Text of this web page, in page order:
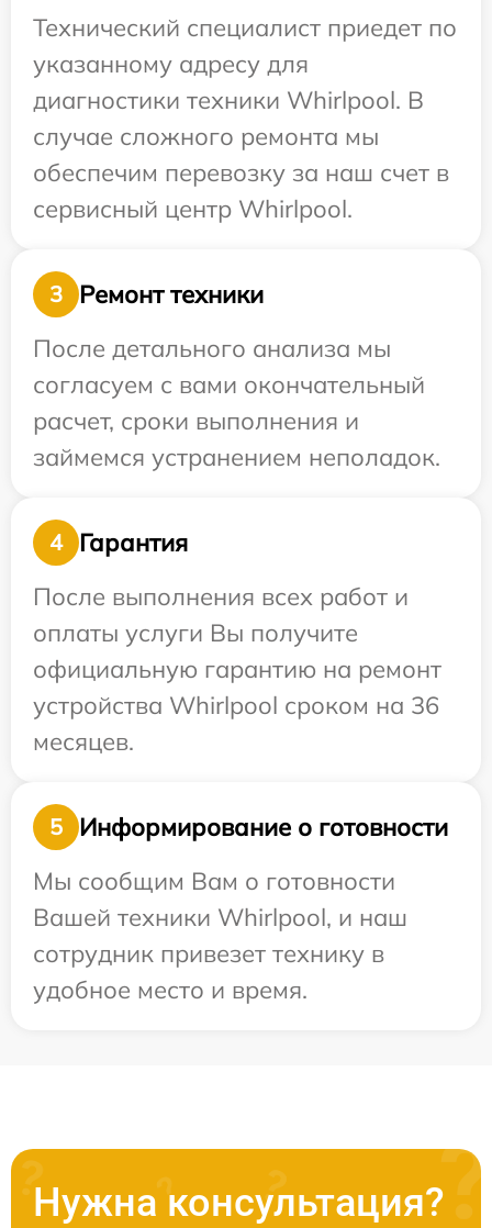
Технический специалист приедет по
указанному адресу для
диагностики техники Whirlpool. В
случае сложного ремонта мы
обеспечим перевозку за наш счет в
сервисный центр Whirlpool.
3
Ремонт техники
После детального анализа мы
согласуем с вами окончательный
расчет, сроки выполнения и
займемся устранением неполадок.
4
Гарантия
После выполнения всех работ и
оплаты услуги Вы получите
официальную гарантию на ремонт
устройства Whirlpool сроком на 36
месяцев.
5
Информирование о готовности
Мы сообщим Вам о готовности
Вашей техники Whirlpool, и наш
сотрудник привезет технику в
удобное место и время.
Нужна консультация?